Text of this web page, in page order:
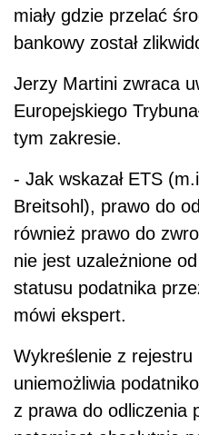
miały gdzie przelać
bankowy został
Jerzy Martini zwraca
Europejskiego
tym zakresie.
- Jak wskazał ETS
Breitsohl), prawo do
również prawo do
nie jest uzależnione
statusu podatnika
mówi ekspert.
Wykreślenie z rejestru
uniemożliwia
z prawa do odliczenia